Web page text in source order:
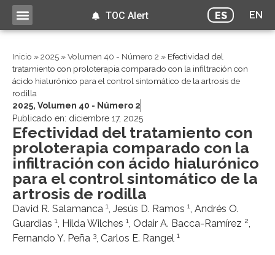
ES EN
TOC Alert
Inicio »2025 »Volumen 40 - Número 2 » Efectividad del
tratamiento con proloterapia comparado con la infiltración con
ácido hialurónico para el control sintomático de la artrosis de
rodilla
2025, Volumen 40 - Número 2
Publicado en: diciembre 17, 2025
Efectividad del tratamiento con
proloterapia comparado con la
infiltración con ácido hialurónico
para el control sintomático de la
artrosis de rodilla
David R. Salamanca 1, Jesús D. Ramos 1, Andrés O.
Guardias 1, Hilda Wilches 1, Odair A. Bacca-Ramírez 2,
Fernando Y. Peña 3, Carlos E. Rangel 1